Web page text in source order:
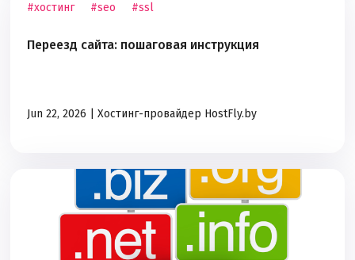
#хостинг #seo #ssl
Переезд сайта: пошаговая инструкция
Jun 22, 2026 | Хостинг-провайдер HostFly.by